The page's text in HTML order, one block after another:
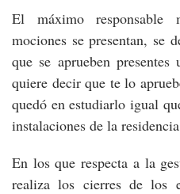
El máximo responsable
mociones se presentan, se
que se aprueben
quiere decir que te lo
quedó en estudiarlo igual
instalaciones de la
En los que respecta a la
realiza los cierres de los